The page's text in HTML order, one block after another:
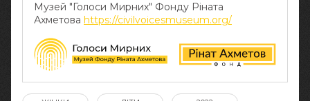
Музей "Голоси Мирних" Фонду Ріната
Ахметова https://civilvoicesmuseum.org/